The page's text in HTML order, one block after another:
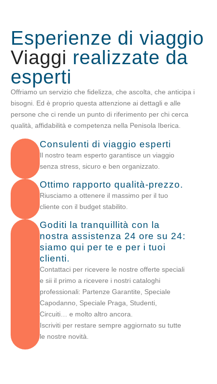
Esperienze di viaggio
Viaggi realizzate da
esperti
Offriamo un servizio che fidelizza, che ascolta, che anticipa i
bisogni. Ed è proprio questa attenzione ai dettagli e alle
persone che ci rende un punto di riferimento per chi cerca
qualità, affidabilità e competenza nella Penisola Iberica.
Consulenti di viaggio esperti
Il nostro team esperto garantisce un viaggio
senza stress, sicuro e ben organizzato.
Ottimo rapporto qualità-prezzo.
Riusciamo a ottenere il massimo per il tuo
cliente con il budget stabilito.
Goditi la tranquillità con la
nostra assistenza 24 ore su 24:
siamo qui per te e per i tuoi
clienti.
Contattaci per ricevere le nostre offerte speciali
e sii il primo a ricevere i nostri cataloghi
professionali: Partenze Garantite, Speciale
Capodanno, Speciale Praga, Studenti,
Circuiti… e molto altro ancora.
Iscriviti per restare sempre aggiornato su tutte
le nostre novità.